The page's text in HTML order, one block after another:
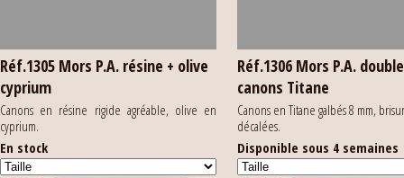
Réf.1305 Mors P.A. résine + olive
cyprium
Canons en résine rigide agréable, olive en
cyprium.
En stock
Réf.1306 Mors P.A.
canons Titane
Canons en Titane galbés 8 mm,
décalées.
Disponible sous 4 semaines